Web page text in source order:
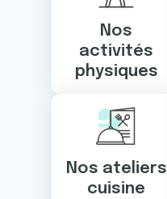
Nos
activités
physiques
Nos ateliers
cuisine